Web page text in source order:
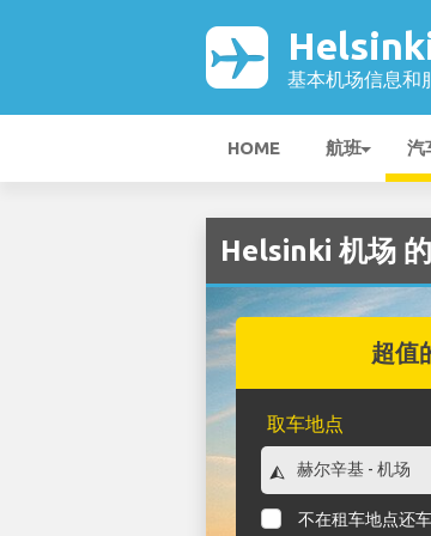
基本机场信息和
HOME 航班 汽
Helsinki 机场
超值
取车地点
不在租车地点还车